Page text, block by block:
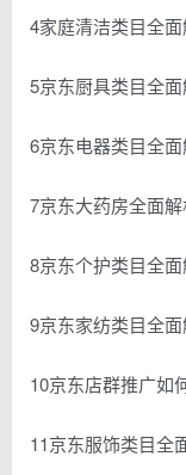
4家庭清洁类目全
5京东厨具类目全
6京东电器类目全
7京东大药房全面
8京东个护类目全
9京东家纺类目全
10京东店群推广如
11京东服饰类目全